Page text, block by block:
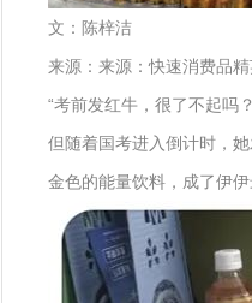
文：陈梓洁
来源：来源：快速消费品
“考前发红牛，很了不起吗
但随着国考进入倒计时，
金色的能量饮料，成了伊